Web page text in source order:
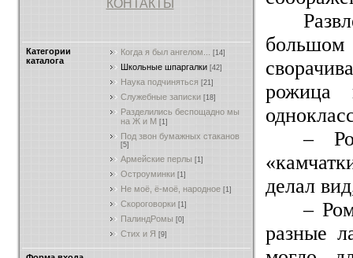
КОНТАКТЫ
Категории
каталога
Когда я был ангелом... [14]
Школьные шпаргалки [42]
Наука подчиняться [21]
Служебные записки [18]
Разделились беспощадно мы
на Ж и М [1]
Под звон бумажных стаканов
[5]
Армейские перлы [1]
Остроуминки [1]
Не моё, ё-моё, народное [1]
Скороговорки [1]
ПалиндРомы [0]
Стих и Я [9]
рожица
–
делал
–
разные